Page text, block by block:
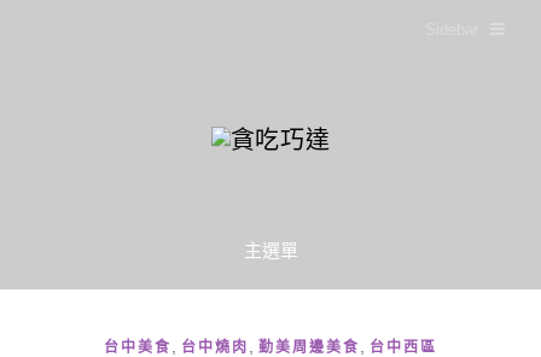
主選單
台中美食 台中燒肉 勤美周邊美食 台中西區